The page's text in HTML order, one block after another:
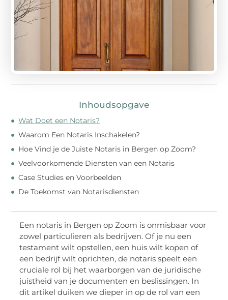
Inhoudsopgave
Wat Doet een Notaris?
Waarom Een Notaris Inschakelen?
Hoe Vind je de Juiste Notaris in Bergen op Zoom?
Veelvoorkomende Diensten van een Notaris
Case Studies en Voorbeelden
De Toekomst van Notarisdiensten
Een notaris in Bergen op Zoom is onmisbaar voor
zowel particulieren als bedrijven. Of je nu een
testament wilt opstellen, een huis wilt kopen of
een bedrijf wilt oprichten, de notaris speelt een
cruciale rol bij het waarborgen van de juridische
juistheid van je documenten en beslissingen. In
dit artikel duiken we dieper in op de rol van een